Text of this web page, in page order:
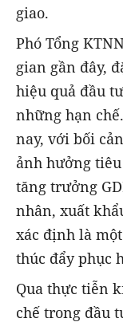
giao.
Phó Tổng
gian gần đây,
hiệu quả đầu
những hạn
nay, với bối
ảnh hưởng
tăng trưởng
nhân, xuất
xác định là
thúc đẩy phục
Qua thực tiễn
chế trong đầu